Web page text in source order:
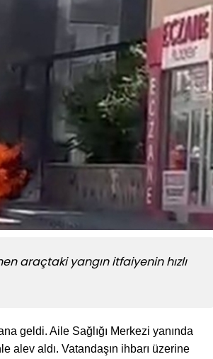
araçtaki yangın itfaiyenin hızlı
geldi. Aile Sağlığı Merkezi yanında
alev aldı. Vatandaşın ihbarı üzerine